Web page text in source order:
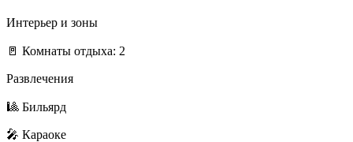
Интерьер и зоны
🚪 Комнаты отдыха: 2
Развлечения
🎱 Бильярд
🎤 Караоке